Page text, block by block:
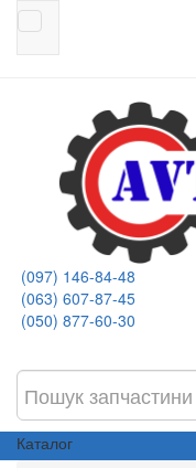
(097) 146-84-48
(063) 607-87-45
(050) 877-60-30
Каталог